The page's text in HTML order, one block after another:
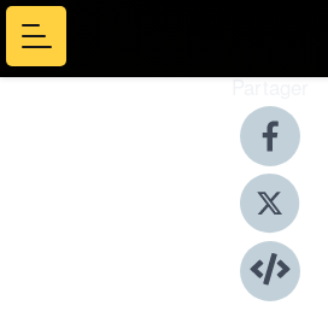
Partager